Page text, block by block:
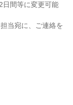
間等に変更可能
当宛に、ご連絡を